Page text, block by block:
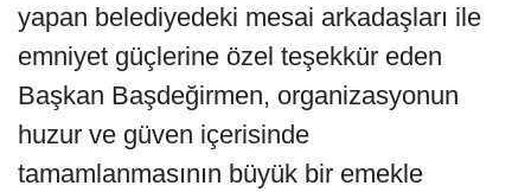
yapan belediyedeki mesai arkadaşları ile
emniyet güçlerine özel teşekkür eden
Başkan Başdeğirmen, organizasyonun
huzur ve güven içerisinde
tamamlanmasının büyük bir emekle